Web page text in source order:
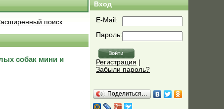
поиск
собак мини и
Вход
E-Mail:
Пароль:
Регистрация
Забыли пароль?
Поделиться…